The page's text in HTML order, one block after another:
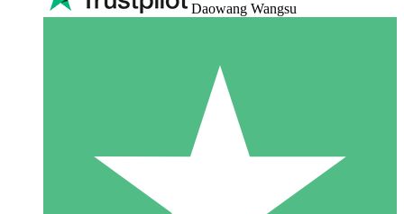
Daowang Wangsu